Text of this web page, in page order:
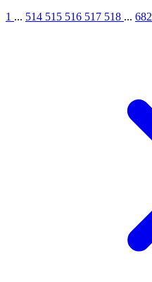
1 ... 514 515 516 517 518 ... 682